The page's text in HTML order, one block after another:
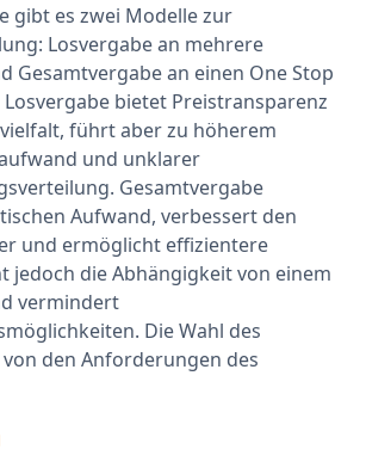
gibt es zwei Modelle zur
Losvergabe an mehrere
Gesamtvergabe an einen One Stop
Losvergabe bietet Preistransparenz
führt aber zu höherem
und unklarer
Gesamtvergabe
Aufwand, verbessert den
und ermöglicht effizientere
jedoch die Abhängigkeit von einem
vermindert
Die Wahl des
den Anforderungen des